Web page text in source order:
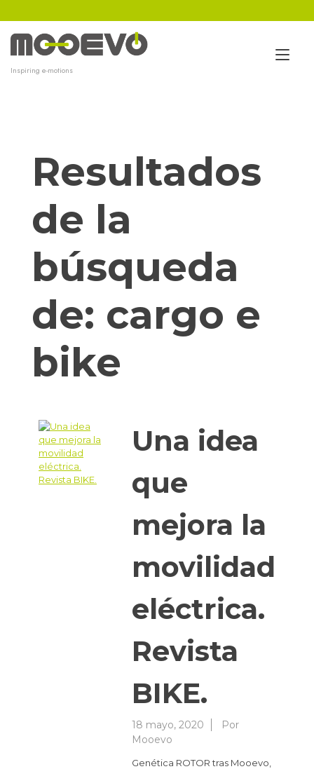
al
contenido
Inspiring e-motions
Resultados
de la
búsqueda
de: cargo e
bike
Una idea
que
mejora la
movilidad
eléctrica.
Revista
BIKE.
18 mayo, 2020
Por
Mooevo
Genética ROTOR tras Mooevo,